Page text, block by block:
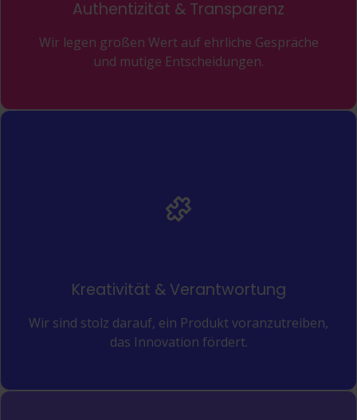
Authentizität & Transparenz
Wir legen großen Wert auf ehrliche Gespräche
und mutige Entscheidungen.
Kreativität & Verantwortung
Wir sind stolz darauf, ein Produkt voranzutreiben,
das Innovation fördert.